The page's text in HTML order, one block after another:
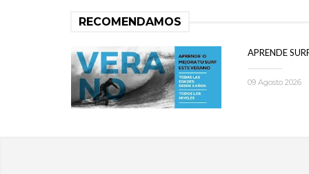
RECOMENDAMOS
APRENDE
09 Agosto 2026